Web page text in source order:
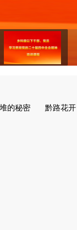
的秘密 黔路花开